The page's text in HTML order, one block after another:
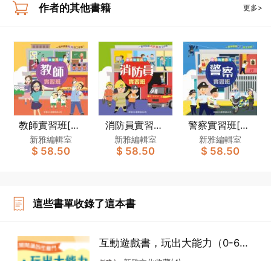
11. 消防車
14. 搭電車
15. 農曆新年到
16. 中秋佳節
17. 聖誕節真高興
作者的其他書籍 更多>
教師實習班[夢
想職業系列]
新雅編輯室
$ 58.50
消防員實習班
[夢想職業系列]
新雅編輯室
$ 58.50
警察實習班[夢
想職業系列]
新雅編輯室
$ 58.50
這些書單收錄了這本書
互動遊戲書，玩出大能力（0-6
歲）